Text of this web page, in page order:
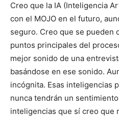
Creo que la IA (Inteligencia
con el MOJO en el futuro,
seguro. Creo que se pueden
puntos principales del
mejor sonido de una
basándose en ese sonido.
incógnita. Esas inteligencias
nunca tendrán un
inteligencias que sí creo que